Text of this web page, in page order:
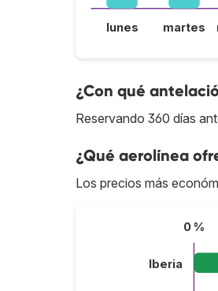
lunes martes
¿Con qué
Reservando 360 días
¿Qué aerolínea
Los precios más
0 %
Iberia